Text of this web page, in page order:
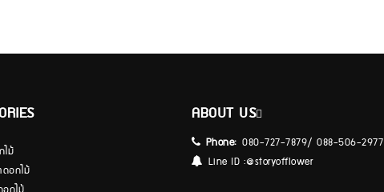
ม้
ดอกไม้
ABOUT US
Phone: 080-727-7879/ 088-506-2977
Line ID :@storyofflower